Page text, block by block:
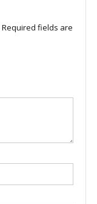
Required fields are